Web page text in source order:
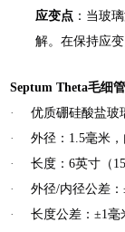
应变点 ：当玻
解。在保持应
Septum Theta毛细
·
优质硼硅酸盐玻
·
外径： 1.5毫米，
·
长度：6英寸（
·
外径/内径公差：
·
长度公差：±1毫